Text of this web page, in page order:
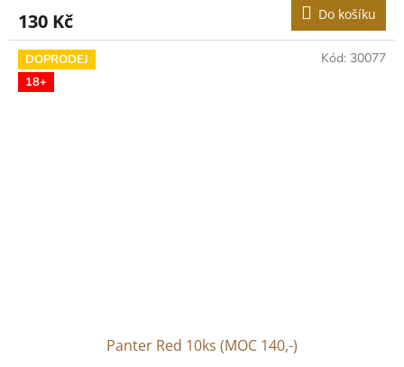
130 Kč Do košíku
DOPRODEJ
18+
Panter Red 10ks (MOC 140,-)
Kód: 30077